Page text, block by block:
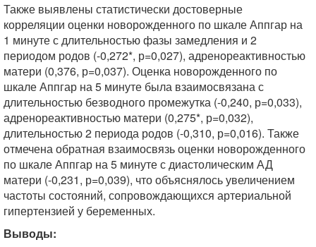
Также выявлены статистически достоверные
корреляции оценки новорожденного по шкале Аппгар на
1 минуте с длительностью фазы замедления и 2
периодом родов (-0,272*, р=0,027), адренореактивностью
матери (0,376, р=0,037). Оценка новорожденного по
шкале Аппгар на 5 минуте была взаимосвязана с
длительностью безводного промежутка (-0,240, р=0,033),
адренореактивностью матери (0,275*, р=0,032),
длительностью 2 периода родов (-0,310, р=0,016). Также
отмечена обратная взаимосвязь оценки новорожденного
по шкале Аппгар на 5 минуте с диастолическим АД
матери (-0,231, р=0,039), что объяснялось увеличением
частоты состояний, сопровождающихся артериальной
гипертензией у беременных.
Выводы: